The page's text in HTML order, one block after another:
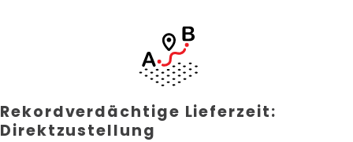
Rekordverdächtige Lieferzeit:
Direktzustellung